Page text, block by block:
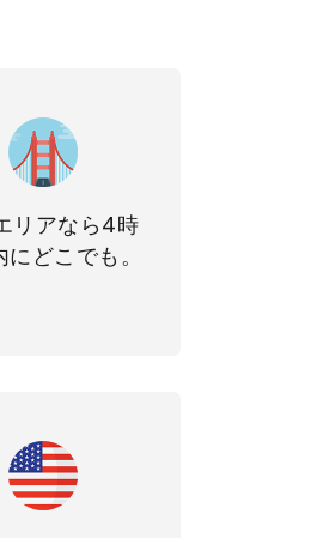
リアなら4時
にどこでも。